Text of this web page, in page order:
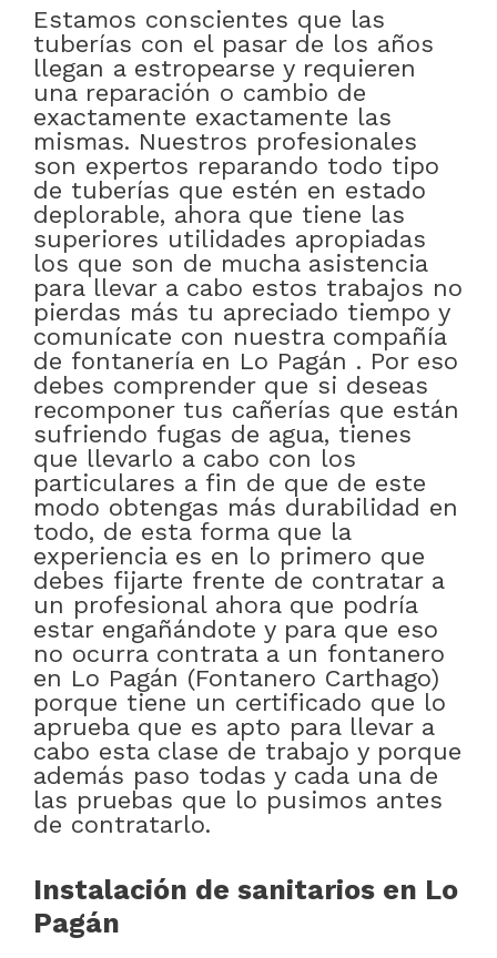
Estamos conscientes que las
tuberías con el pasar de los años
llegan a estropearse y requieren
una reparación o cambio de
exactamente exactamente las
mismas. Nuestros profesionales
son expertos reparando todo tipo
de tuberías que estén en estado
deplorable, ahora que tiene las
superiores utilidades apropiadas
los que son de mucha asistencia
para llevar a cabo estos trabajos no
pierdas más tu apreciado tiempo y
comunícate con nuestra compañía
de fontanería en Lo Pagán . Por eso
debes comprender que si deseas
recomponer tus cañerías que están
sufriendo fugas de agua, tienes
que llevarlo a cabo con los
particulares a fin de que de este
modo obtengas más durabilidad en
todo, de esta forma que la
experiencia es en lo primero que
debes fijarte frente de contratar a
un profesional ahora que podría
estar engañándote y para que eso
no ocurra contrata a un fontanero
en Lo Pagán (Fontanero Carthago)
porque tiene un certificado que lo
aprueba que es apto para llevar a
cabo esta clase de trabajo y porque
además paso todas y cada una de
las pruebas que lo pusimos antes
de contratarlo.
Instalación de sanitarios en Lo
Pagán